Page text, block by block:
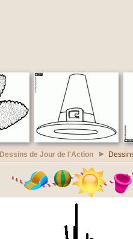
Dessins de Jour de l'Action